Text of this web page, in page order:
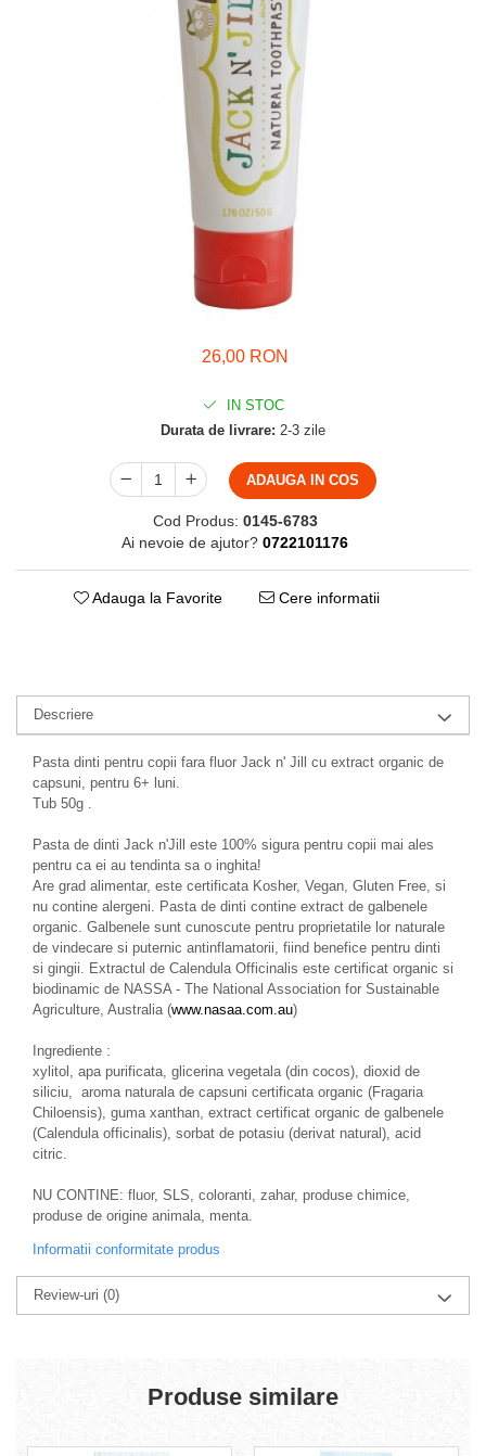
26,00 RON
IN STOC
Durata de livrare: 2-3 zile
ADAUGA IN COS
Cod Produs: 0145-6783
Ai nevoie de ajutor? 0722101176
Adauga la Favorite Cere informatii
Descriere
Pasta dinti pentru copii fara fluor Jack n' Jill cu extract organic de
capsuni, pentru 6+ luni.
Tub 50g .
Pasta de dinti Jack n'Jill este 100% sigura pentru copii mai ales
pentru ca ei au tendinta sa o inghita!
Are grad alimentar, este certificata Kosher, Vegan, Gluten Free, si
nu contine alergeni. Pasta de dinti contine extract de galbenele
organic. Galbenele sunt cunoscute pentru proprietatile lor naturale
de vindecare si puternic antinflamatorii, fiind benefice pentru dinti
si gingii. Extractul de Calendula Officinalis este certificat organic si
biodinamic de NASSA - The National Association for Sustainable
Agriculture, Australia (www.nasaa.com.au)
Ingrediente :
xylitol, apa purificata, glicerina vegetala (din cocos), dioxid de
siliciu, aroma naturala de capsuni certificata organic (Fragaria
Chiloensis), guma xanthan, extract certificat organic de galbenele
(Calendula officinalis), sorbat de potasiu (derivat natural), acid
citric.
NU CONTINE: fluor, SLS, coloranti, zahar, produse chimice,
produse de origine animala, menta.
Informatii conformitate produs
Review-uri (0)
Produse similare